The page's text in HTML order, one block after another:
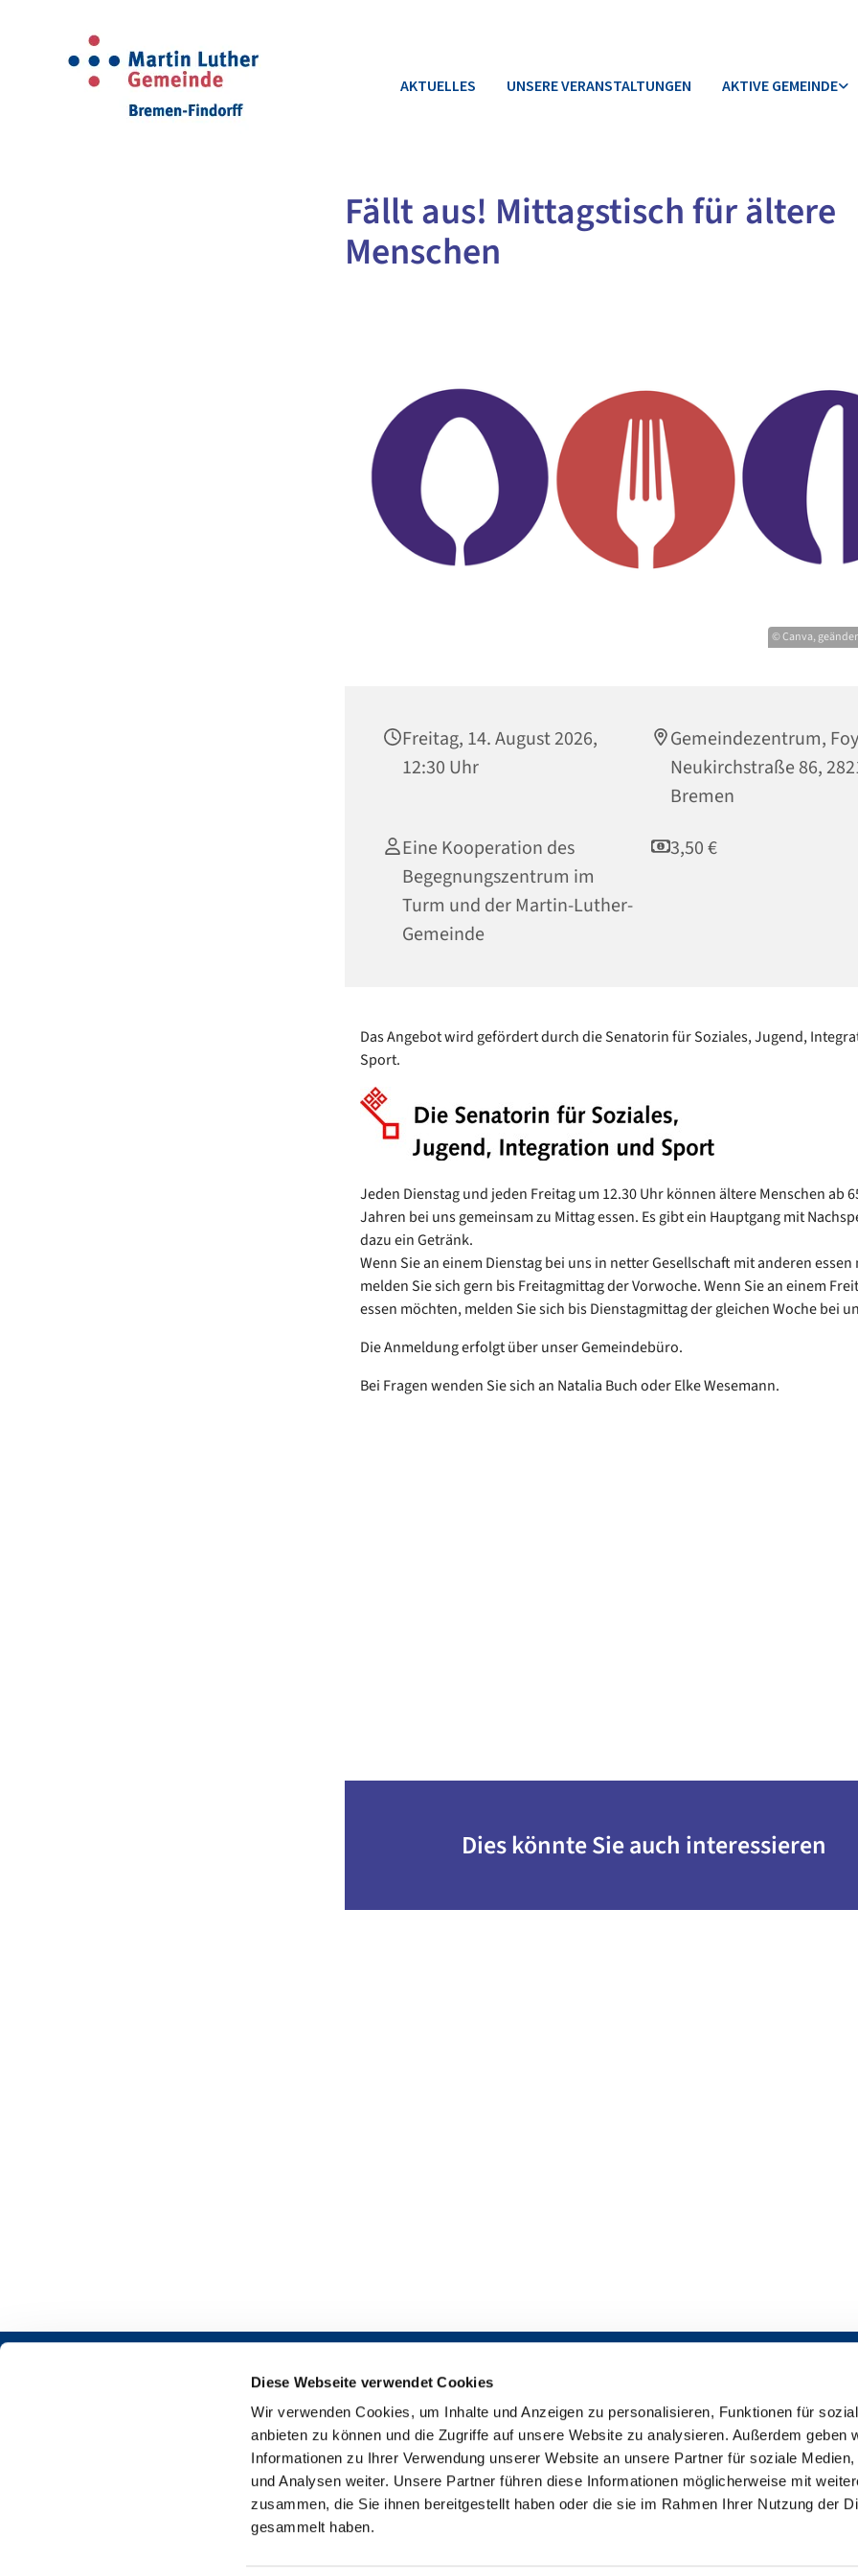
Diese Webseite verwendet Cookies
Wir verwenden Cookies, um Inhalte und Anzeigen zu personalisieren, Funktionen für
anbieten zu können und die Zugriffe auf unsere Website zu analysieren. Außerdem geben
Informationen zu Ihrer Verwendung unserer Website an unsere Partner für soziale Medien,
und Analysen weiter. Unsere Partner führen diese Informationen möglicherweise mit
zusammen, die Sie ihnen bereitgestellt haben oder die sie im Rahmen Ihrer Nutzung der
gesammelt haben.
AKTUELLES UNSERE VERANSTALTUNGEN AKTIVE GEMEINDE
Fällt aus! Mittagstisch für ältere
Menschen
© Canva,
Freitag, 14. August 2026,
12:30 Uhr
Gemeindezentrum,
Neukirchstraße 86,
Bremen
Eine Kooperation des
Begegnungszentrum im
Turm und der Martin-Luther-
Gemeinde
3,50 €
Das Angebot wird gefördert durch die Senatorin für Soziales, Jugend,
Sport.
Jeden Dienstag und jeden Freitag um 12.30 Uhr können ältere Menschen ab
Jahren bei uns gemeinsam zu Mittag essen. Es gibt ein Hauptgang mit
dazu ein Getränk.
Wenn Sie an einem Dienstag bei uns in netter Gesellschaft mit anderen
melden Sie sich gern bis Freitagmittag der Vorwoche. Wenn Sie an einem
essen möchten, melden Sie sich bis Dienstagmittag der gleichen Woche bei
Die Anmeldung erfolgt über unser Gemeindebüro.
Bei Fragen wenden Sie sich an Natalia Buch oder Elke Wesemann.
Dies könnte Sie auch interessieren
 Impressum
Datenschutzerklärung
Erklärung zur Barrierefreiheit
Martin-Luther-Gemeinde Bremen-Findorff - Neukirchstr. 86 - 28215 Bremen 